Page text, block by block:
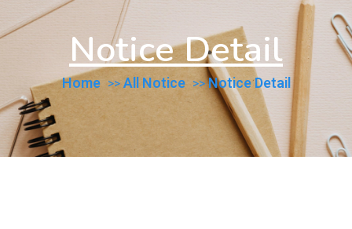
Notice Detail
Home All Notice Notice Detail